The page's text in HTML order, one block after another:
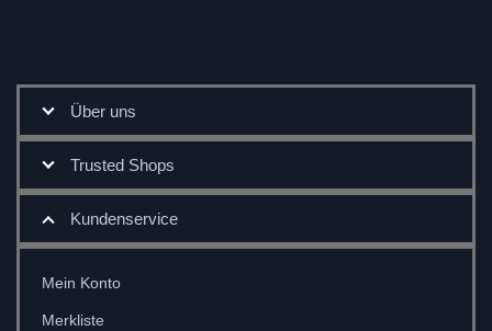
Über uns
Trusted Shops
Kundenservice
Mein Konto
Merkliste